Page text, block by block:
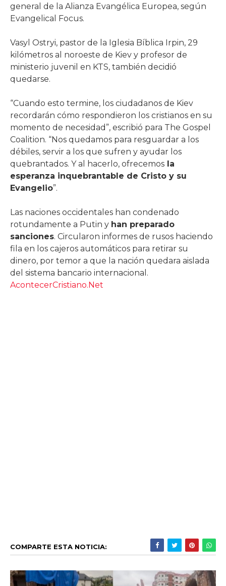
general de la Alianza Evangélica Europea, según
Evangelical Focus.
Vasyl Ostryi, pastor de la Iglesia Bíblica Irpin, 29
kilómetros al noroeste de Kiev y profesor de
ministerio juvenil en KTS, también decidió
quedarse.
“Cuando esto termine, los ciudadanos de Kiev
recordarán cómo respondieron los cristianos en su
momento de necesidad”, escribió para The Gospel
Coalition. “Nos quedamos para resguardar a los
débiles, servir a los que sufren y ayudar los
quebrantados. Y al hacerlo, ofrecemos la
esperanza inquebrantable de Cristo y su
Evangelio”.
Las naciones occidentales han condenado
rotundamente a Putin y han preparado
sanciones. Circularon informes de rusos haciendo
fila en los cajeros automáticos para retirar su
dinero, por temor a que la nación quedara aislada
del sistema bancario internacional.
AcontecerCristiano.Net
COMPARTE ESTA NOTICIA: